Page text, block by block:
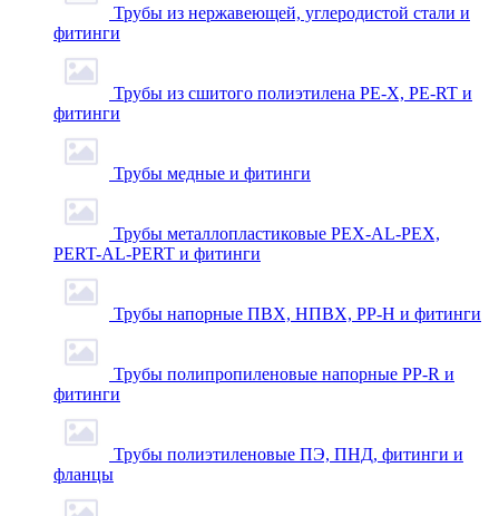
Трубы из нержавеющей, углеродистой стали и
фитинги
Трубы из сшитого полиэтилена PE-X, PE-RT и
фитинги
Трубы медные и фитинги
Трубы металлопластиковые PEX-AL-PEX,
PERT-AL-PERT и фитинги
Трубы напорные ПВХ, НПВХ, PP-H и фитинги
Трубы полипропиленовые напорные PP-R и
фитинги
Трубы полиэтиленовые ПЭ, ПНД, фитинги и
фланцы